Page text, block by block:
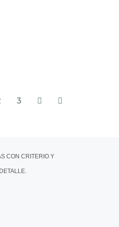
3
CON CRITERIO Y